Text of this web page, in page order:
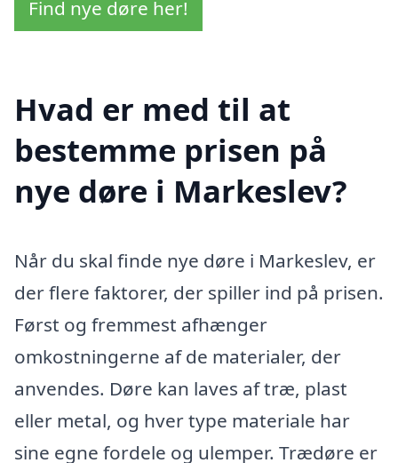
Find nye døre her!
Hvad er med til at
bestemme prisen på
nye døre i Markeslev?
Når du skal finde nye døre i Markeslev, er
der flere faktorer, der spiller ind på prisen.
Først og fremmest afhænger
omkostningerne af de materialer, der
anvendes. Døre kan laves af træ, plast
eller metal, og hver type materiale har
sine egne fordele og ulemper. Trædøre er